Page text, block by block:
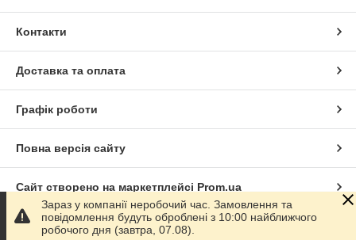
Контакти
Доставка та оплата
Графік роботи
Повна версія сайту
Сайт створено на маркетплейсі Prom.ua
Політика конфіденційності
Зараз у компанії неробочий час. Замовлення та
повідомлення будуть оброблені з 10:00 найближчого
робочого дня (завтра, 07.08).